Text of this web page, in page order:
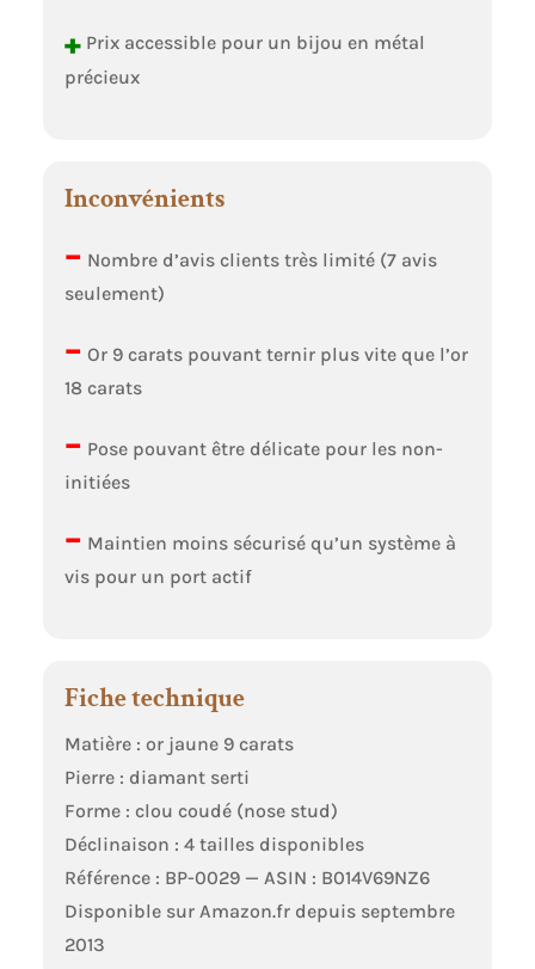
+Prix accessible pour un bijou en métal
précieux
Inconvénients
– Nombre d’avis clients très limité (7 avis
seulement)
– Or 9 carats pouvant ternir plus vite que l’or
18 carats
– Pose pouvant être délicate pour les non-
initiées
– Maintien moins sécurisé qu’un système à
vis pour un port actif
Fiche technique
Matière : or jaune 9 carats
Pierre : diamant serti
Forme : clou coudé (nose stud)
Déclinaison : 4 tailles disponibles
Référence : BP-0029 — ASIN : B014V69NZ6
Disponible sur Amazon.fr depuis septembre
2013